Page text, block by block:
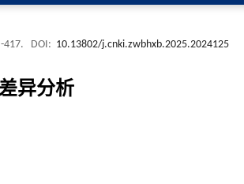
417. DOI: 10.13802/j.cnki.zwbhxb.2025.2024125
异分析